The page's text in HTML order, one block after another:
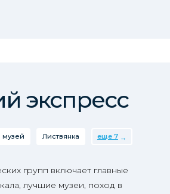
экспресс
музей Листвянка еще 7
групп включает главные
лучшие музеи, поход в